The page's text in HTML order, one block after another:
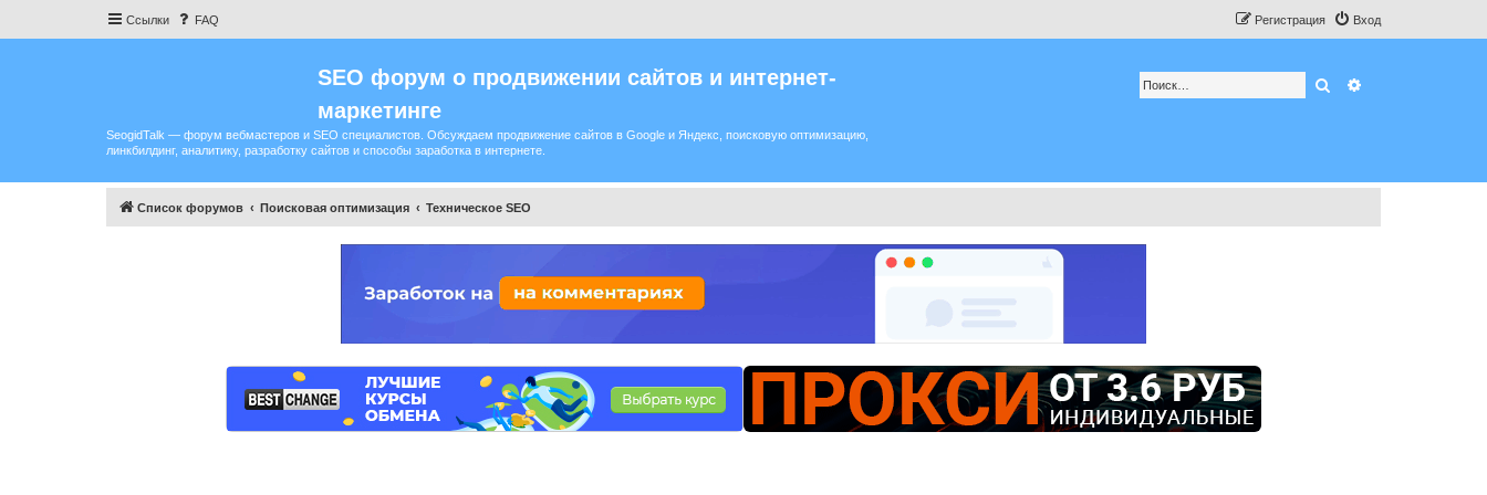
Ссылки FAQ Вход
Регистрация
SEO форум о продвижении сайтов и интернет-
маркетинге
SeogidTalk — форум вебмастеров и SEO специалистов. Обсуждаем продвижение сайтов в Google и Яндекс, поисковую оптимизацию,
линкбилдинг, аналитику, разработку сайтов и способы заработка в интернете.
Поиск
Список форумов Поисковая оптимизация Техническое SEO